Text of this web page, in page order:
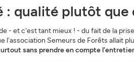
: qualité plutôt
- et c'est tant mieux ! - du fait de la
Semeurs de Forêts allait
sans prendre en compte